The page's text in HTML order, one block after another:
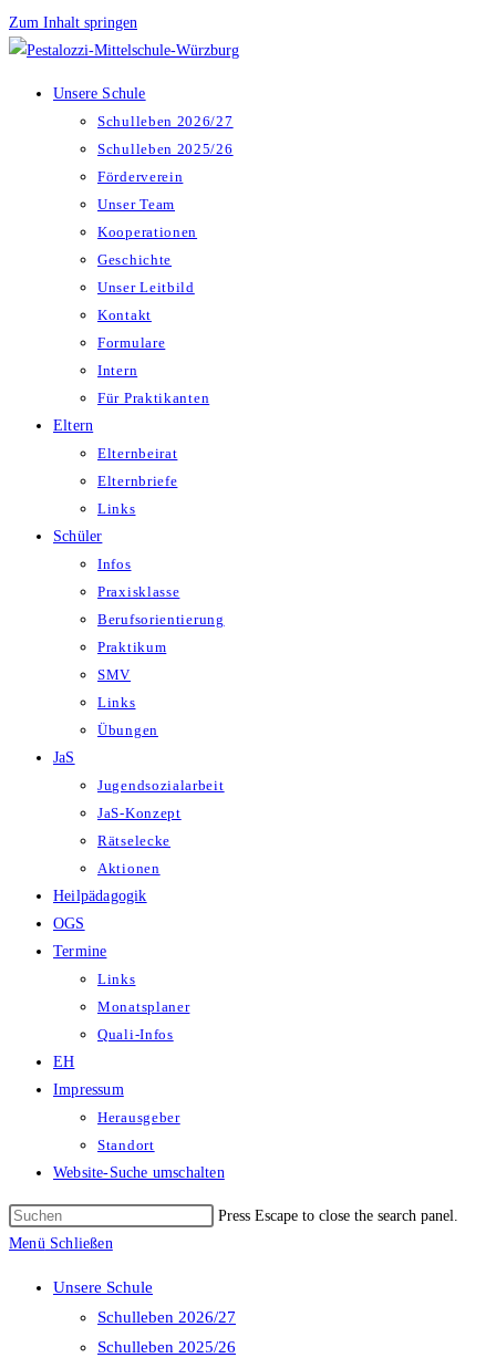
Zum Inhalt springen
Unsere Schule
Schulleben 2026/27
Schulleben 2025/26
Förderverein
Unser Team
Kooperationen
Geschichte
Unser Leitbild
Kontakt
Formulare
Intern
Für Praktikanten
Eltern
Elternbeirat
Elternbriefe
Links
Schüler
Infos
Praxisklasse
Berufsorientierung
Praktikum
SMV
Links
Übungen
JaS
Jugendsozialarbeit
JaS-Konzept
Rätselecke
Aktionen
Heilpädagogik
OGS
Termine
Links
Monatsplaner
Quali-Infos
EH
Impressum
Herausgeber
Standort
Website-Suche umschalten
Press Escape to close the search panel.
Menü Schließen
Unsere Schule
Schulleben 2026/27
Schulleben 2025/26